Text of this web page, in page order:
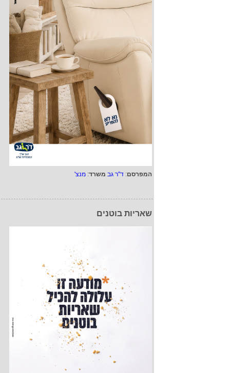
המפרסם: ד"ר גב משרד: מנצ'
שאריות בוטנים